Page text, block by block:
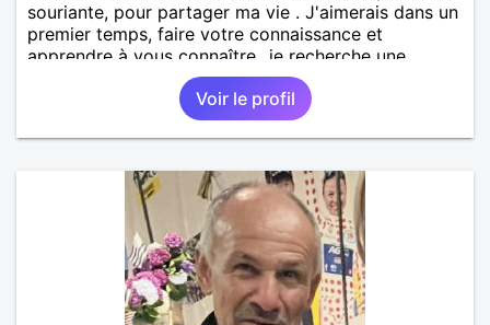
souriante, pour partager ma vie . J'aimerais dans un
premier temps, faire votre connaissance et
apprendre à vous connaître...je recherche une
personne sérieuse, douce, souriante, qui aime la
Voir le profil